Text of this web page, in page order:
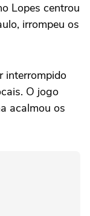
Lopes centrou
irrompeu os
interrompido
O jogo
acalmou os